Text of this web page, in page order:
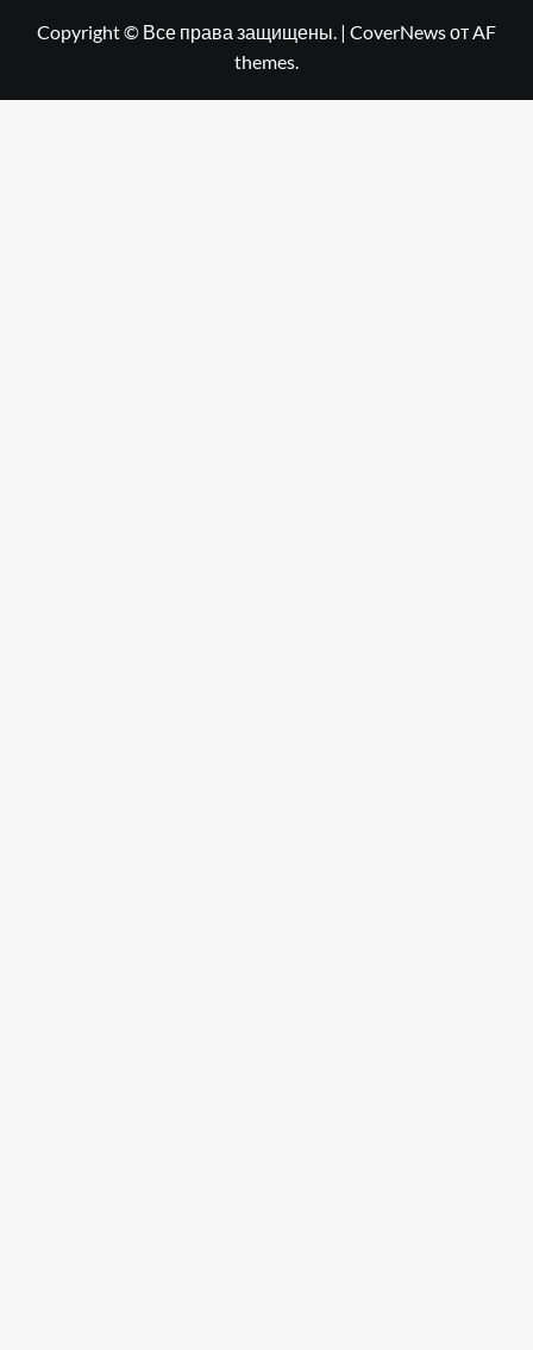
Copyright © Все права защищены. | CoverNewsот AF
themes.